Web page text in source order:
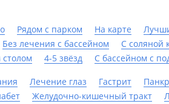
Рядом с парком На карте
Без лечения с бассейном С соляной
4-5 звёзд С бассейном с
Лечение глаз Гастрит
Желудочно-кишечный тракт